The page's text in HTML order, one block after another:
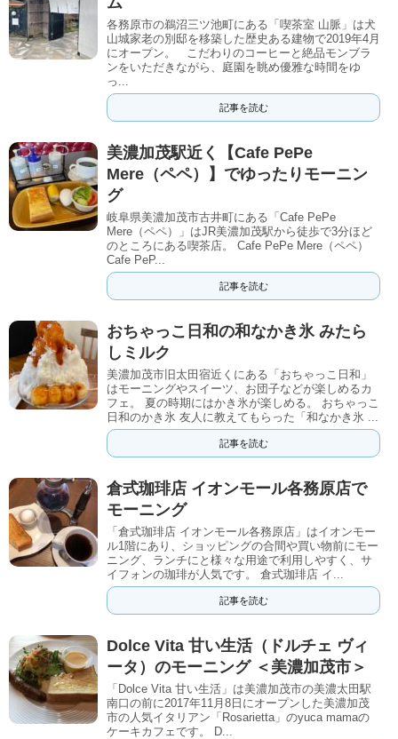
各務原市の鵜沼三ツ池町にある「喫茶室 山脈」は犬
山城家老の別邸を移築した歴史ある建物で2019年4月
にオープン。 こだわりのコーヒーと絶品モンブラ
ンをいただきながら、庭園を眺め優雅な時間をゆ
っ...
記事を読む
美濃加茂駅近く【Cafe PePe
Mere（ペペ）】でゆったりモーニン
グ
岐阜県美濃加茂市古井町にある「Cafe PePe
Mere（ペペ）」はJR美濃加茂駅から徒歩で3分ほど
のところにある喫茶店。 Cafe PePe Mere（ペペ）
Cafe PeP...
記事を読む
おちゃっこ日和の和なかき氷 みたら
しミルク
美濃加茂市旧太田宿近くにある「おちゃっこ日和」
はモーニングやスイーツ、お団子などが楽しめるカ
フェ。 夏の時期にはかき氷が楽しめる。 おちゃっこ
日和のかき氷 友人に教えてもらった「和なかき氷 ...
記事を読む
倉式珈琲店 イオンモール各務原店で
モーニング
「倉式珈琲店 イオンモール各務原店」はイオンモー
ル1階にあり、ショッピングの合間や買い物前にモー
ニング、ランチにと様々な用途で利用しやすく、サ
イフォンの珈琲が人気です。 倉式珈琲店 イ...
記事を読む
Dolce Vita 甘い生活（ドルチェ ヴィ
ータ）のモーニング ＜美濃加茂市＞
「Dolce Vita 甘い生活」は美濃加茂市の美濃太田駅
南口の前に2017年11月8日にオープンした美濃加茂
市の人気イタリアン「Rosarietta」のyuca mamaの
ケーキカフェです。 D...